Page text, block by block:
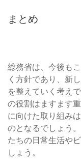
まとめ
総務省は、今後も
く方針であり、新
を整えていく考え
の役割はますます
に向けた取り組み
のとなるでしょう
たちの日常生活や
しょう。